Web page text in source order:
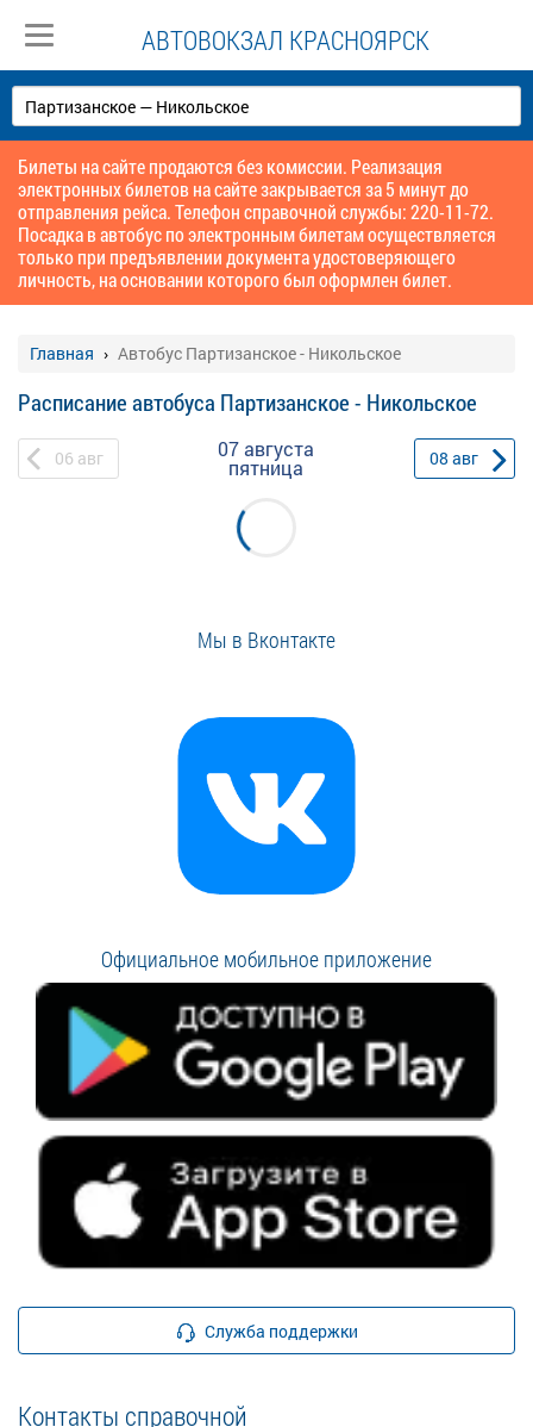
АВТОВОКЗАЛ КРАСНОЯРСК
Билеты на сайте продаются без комиссии. Реализация
электронных билетов на сайте закрывается за 5 минут до
отправления рейса. Телефон справочной службы: 220-11-72.
Посадка в автобус по электронным билетам осуществляется
только при предъявлении документа удостоверяющего
личность, на основании которого был оформлен билет.
Главная Автобус Партизанское - Никольское
Расписание автобуса Партизанское - Никольское
06 авг 07 августа
пятница 08 авг
Мы в Вконтакте
Официальное мобильное приложение
Служба поддержки
Контакты справочной